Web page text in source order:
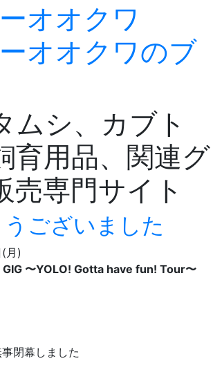
ムシ、カブト
育用品、関連グ
売専門サイト
ございました
月)
〜YOLO! Gotta have fun! Tour〜
閉幕しました